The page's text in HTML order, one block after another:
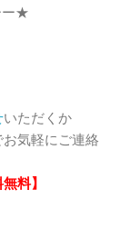
ー★
いただくか
気軽にご連絡
無料】